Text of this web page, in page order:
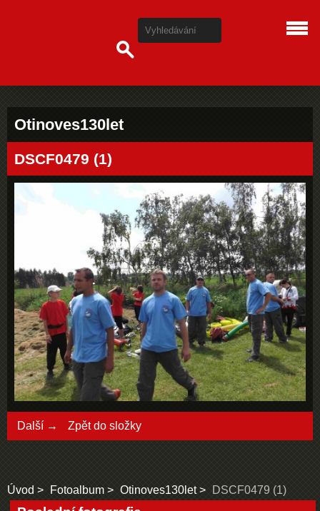
Otinoves130let
DSCF0479 (1)
Další → Zpět do složky
Úvod Fotoalbum Otinoves130let DSCF0479 (1)